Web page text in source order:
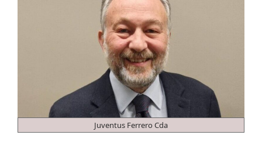
Juventus Ferrero Cda